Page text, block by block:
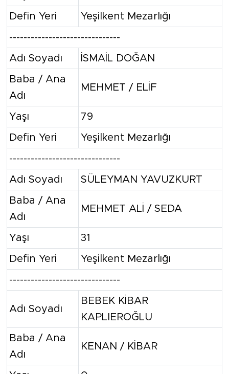
Defin Yeri Yeşilkent Mezarlığı
-------------------------------
Adı Soyadı İSMAİL DOĞAN
Baba / Ana
Adı
MEHMET / ELİF
Yaşı 79
Defin Yeri Yeşilkent Mezarlığı
-------------------------------
Adı Soyadı SÜLEYMAN YAVUZKURT
Baba / Ana
Adı
MEHMET ALİ / SEDA
Yaşı 31
Defin Yeri Yeşilkent Mezarlığı
-------------------------------
Adı Soyadı
BEBEK KİBAR
KAPLIEROĞLU
Baba / Ana
Adı
KENAN / KİBAR